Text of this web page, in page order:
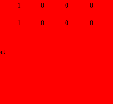
1 0 0
0
1 0 0 0